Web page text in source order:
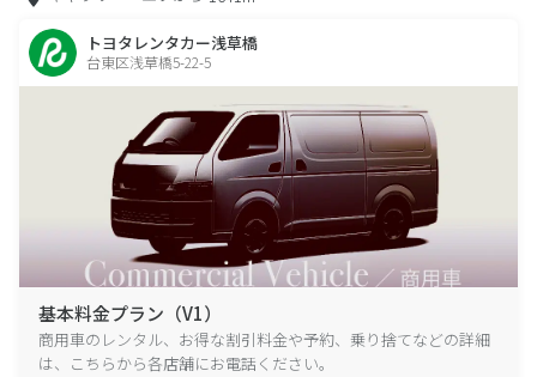
トヨタレンタカー浅草橋
台東区浅草橋5-22-5
基本料金プラン（V1）
商用車のレンタル、お得な割引料金や予約、乗り捨てなどの詳細
は、こちらから各店舗にお電話ください。